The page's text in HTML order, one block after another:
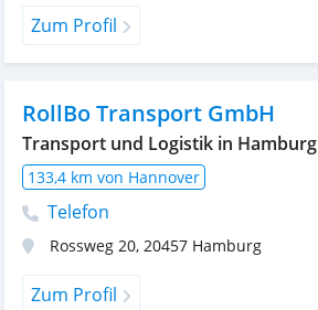
Zum Profil
RollBo Transport GmbH
Transport und Logistik in Hamburg
133,4 km von Hannover
Telefon
Rossweg 20, 20457 Hamburg
Zum Profil